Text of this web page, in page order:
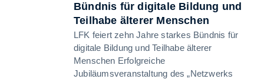
Bündnis für digitale Bildung und
Teilhabe älterer Menschen
LFK feiert zehn Jahre starkes Bündnis für
digitale Bildung und Teilhabe älterer
Menschen Erfolgreiche
Jubiläumsveranstaltung des „Netzwerks